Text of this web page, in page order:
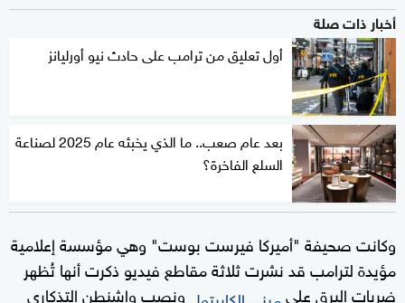
أخبار ذات صلة
أول تعليق من ترامب على حادث نيو أورليانز
بعد عام صعب.. ما الذي يخبئه عام 2025 لصناعة
السلع الفاخرة؟
وكانت صحيفة "أميركا فيرست بوست" وهي مؤسسة إعلامية
مؤيدة لترامب قد نشرت ثلاثة مقاطع فيديو ذكرت أنها تُظهر
ضربات البرق على
ونصب واشنطن التذكاري